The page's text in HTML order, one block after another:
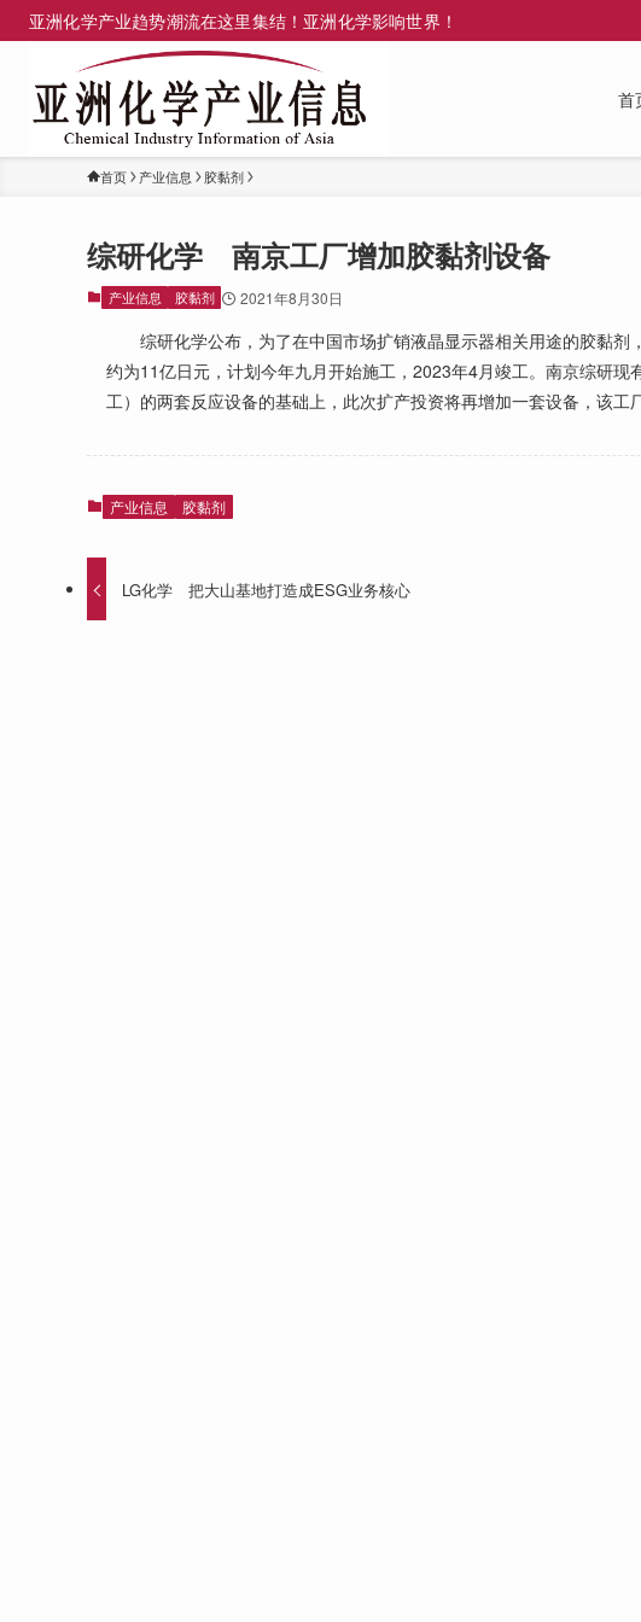
亚洲化学产业趋势潮流在这里集结！亚洲化学影响世界！
首
首页 产业信息 胶黏剂
综研化学 南京工厂增加胶黏剂设备
产业信息 胶黏剂 2021年8月30日
综研化学公布，为了在中国市场扩销液晶显示器相关用途的胶黏剂
约为11亿日元，计划今年九月开始施工，2023年4月竣工。南京综研
工）的两套反应设备的基础上，此次扩产投资将再增加一套设备，该工
产业信息 胶黏剂
LG化学 把大山基地打造成ESG业务核心